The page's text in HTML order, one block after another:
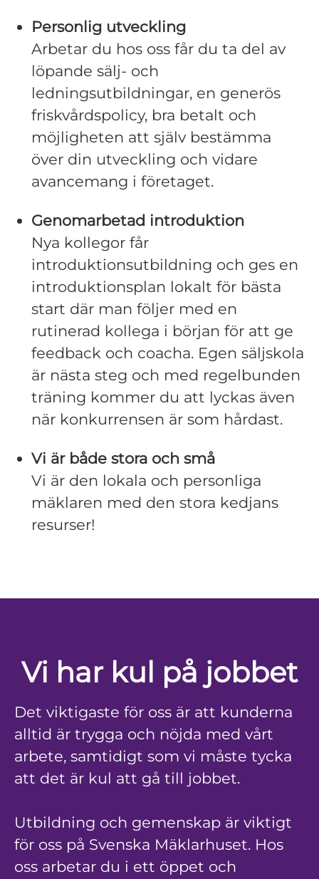
Personlig utveckling
Arbetar du hos oss får du ta del av
löpande sälj- och
ledningsutbildningar, en generös
friskvårdspolicy, bra betalt och
möjligheten att själv bestämma
över din utveckling och vidare
avancemang i företaget.
Genomarbetad introduktion
Nya kollegor får
introduktionsutbildning och ges en
introduktionsplan lokalt för bästa
start där man följer med en
rutinerad kollega i början för att ge
feedback och coacha. Egen säljskola
är nästa steg och med regelbunden
träning kommer du att lyckas även
när konkurrensen är som hårdast.
Vi är både stora och små
Vi är den lokala och personliga
mäklaren med den stora kedjans
resurser!
Vi har kul på jobbet
Det viktigaste för oss är att kunderna
alltid är trygga och nöjda med vårt
arbete, samtidigt som vi måste tycka
att det är kul att gå till jobbet.
Utbildning och gemenskap är viktigt
för oss på Svenska Mäklarhuset. Hos
oss arbetar du i ett öppet och